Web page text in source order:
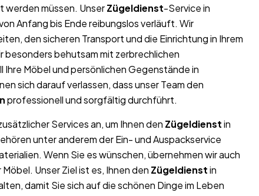
müssen. UnserZügeldienst-Service in
Anfang bis Ende reibungslos verläuft. Wir
den sicheren Transport und die Einrichtung in Ihrem
besonders behutsam mit zerbrechlichen
Ihre Möbel und persönlichen Gegenstände in
sich darauf verlassen, dass unser Team den
professionell und sorgfältig durchführt.
Services an, um Ihnen den Zügeldienstin
unter anderem der Ein- und Auspackservice
Wenn Sie es wünschen, übernehmen wir auch
Unser Ziel ist es, Ihnen den Zügeldienstin
damit Sie sich auf die schönen Dinge im Leben